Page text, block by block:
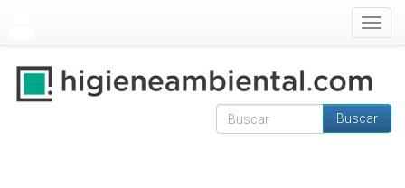
Formulario de
Buscar